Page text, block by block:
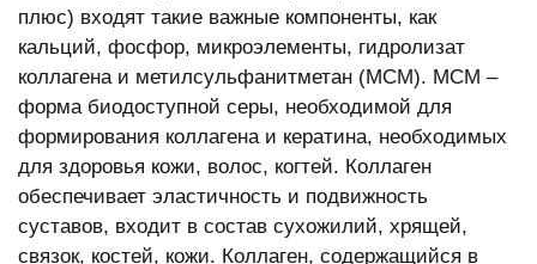
плюс) входят такие важные компоненты, как
кальций, фосфор, микроэлементы, гидролизат
коллагена и метилсульфанитметан (МСМ). МСМ –
форма биодоступной серы, необходимой для
формирования коллагена и кератина, необходимых
для здоровья кожи, волос, когтей. Коллаген
обеспечивает эластичность и подвижность
суставов, входит в состав сухожилий, хрящей,
связок, костей, кожи. Коллаген, содержащийся в